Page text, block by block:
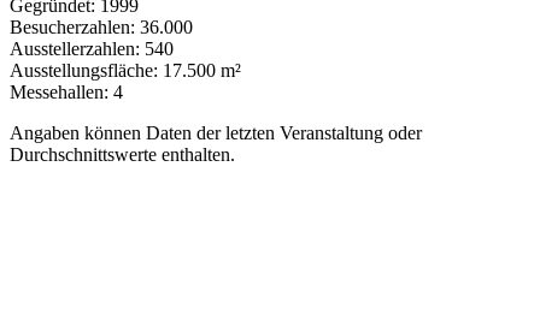
Gegründet: 1999
Besucherzahlen: 36.000
Ausstellerzahlen: 540
Ausstellungsfläche: 17.500 m²
Messehallen: 4
Angaben können Daten der letzten Veranstaltung oder
Durchschnittswerte enthalten.